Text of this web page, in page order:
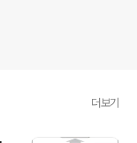
더보기